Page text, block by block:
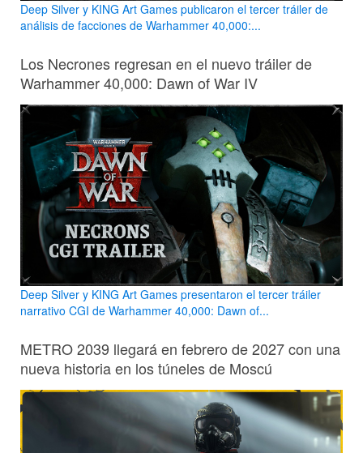
Deep Silver y KING Art Games publicaron el tercer tráiler de
análisis de facciones de Warhammer 40,000:...
Los Necrones regresan en el nuevo tráiler de
Warhammer 40,000: Dawn of War IV
Deep Silver y KING Art Games presentaron el tercer tráiler
narrativo CGI de Warhammer 40,000: Dawn of...
METRO 2039 llegará en febrero de 2027 con una
nueva historia en los túneles de Moscú